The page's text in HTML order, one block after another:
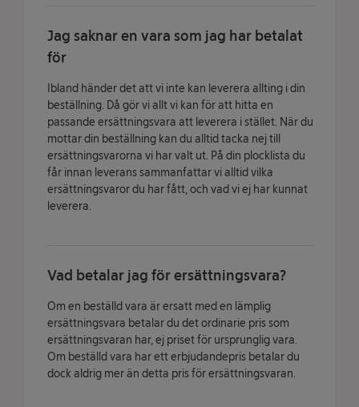
Jag saknar en vara som jag har betalat
för
Ibland händer det att vi inte kan leverera allting i din
beställning. Då gör vi allt vi kan för att hitta en
passande ersättningsvara att leverera i stället. När du
mottar din beställning kan du alltid tacka nej till
ersättningsvarorna vi har valt ut. På din plocklista du
får innan leverans sammanfattar vi alltid vilka
ersättningsvaror du har fått, och vad vi ej har kunnat
leverera.
Vad betalar jag för ersättningsvara?
Om en beställd vara är ersatt med en lämplig
ersättningsvara betalar du det ordinarie pris som
ersättningsvaran har, ej priset för ursprunglig vara.
Om beställd vara har ett erbjudandepris betalar du
dock aldrig mer än detta pris för ersättningsvaran.